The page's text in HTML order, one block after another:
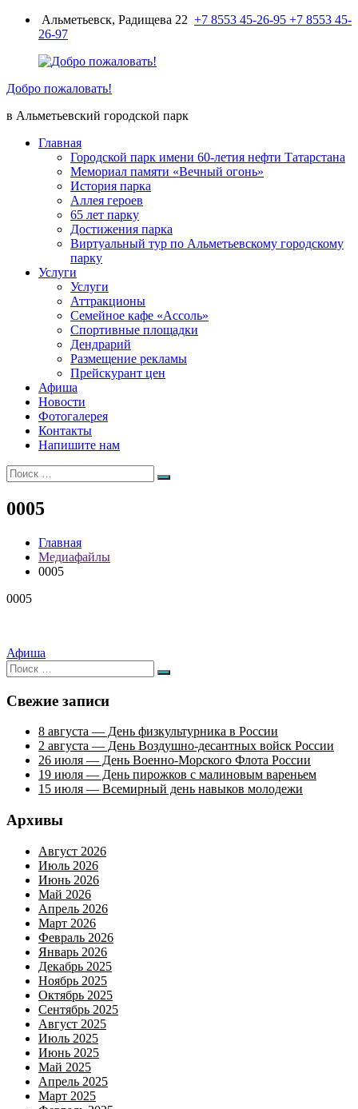
ПерейтиАльметьевск, Радищева 22 +7 8553 45-26-95 +7 8553 45-
26-97
Добро пожаловать!
в Альметьевский городской парк
Главная
Городской парк имени 60-летия нефти Татарстана
Мемориал памяти «Вечный огонь»
История парка
Аллея героев
65 лет парку
Достижения парка
Виртуальный тур по Альметьевскому городскому
парку
Услуги
Услуги
Аттракционы
Семейное кафе «Ассоль»
Спортивные площадки
Дендрарий
Размещение рекламы
Прейскурант цен
Афиша
Новости
Фотогалерея
Контакты
Напишите нам
Искать:
Поиск
0005
Главная
Медиафайлы
0005
0005
Навигация
по
записям
Афиша
Искать:
Поиск
Свежие записи
8 августа — День физкультурника в России
2 августа — День Воздушно-десантных войск России
26 июля — День Военно-Морского Флота России
19 июля — День пирожков с малиновым вареньем
15 июля — Всемирный день навыков молодежи
Архивы
Август 2026
Июль 2026
Июнь 2026
Май 2026
Апрель 2026
Март 2026
Февраль 2026
Январь 2026
Декабрь 2025
Ноябрь 2025
Октябрь 2025
Сентябрь 2025
Август 2025
Июль 2025
Июнь 2025
Май 2025
Апрель 2025
Март 2025